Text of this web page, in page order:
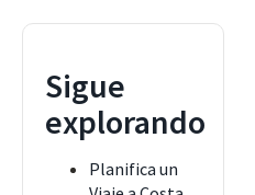
Sigue
explorando
Planifica un